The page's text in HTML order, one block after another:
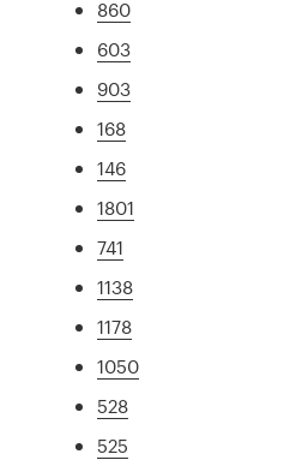
860
603
903
168
146
1801
741
1138
1178
1050
528
525